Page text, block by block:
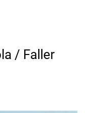
/ Faller